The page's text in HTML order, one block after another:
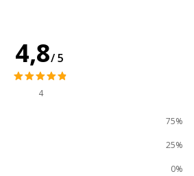
850211
4,8/5
4
75%
25%
0%